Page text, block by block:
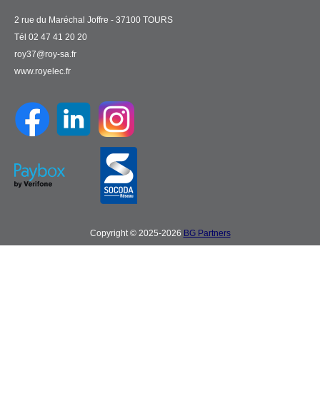
2 rue du Maréchal Joffre - 37100 TOURS
Tél 02 47 41 20 20
roy37@roy-sa.fr
www.royelec.fr
Copyright © 2025-2026 BG Partners